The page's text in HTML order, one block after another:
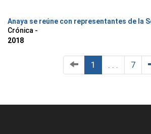
Anaya se reúne con representantes de la
Crónica -
2018
1 . . . 7